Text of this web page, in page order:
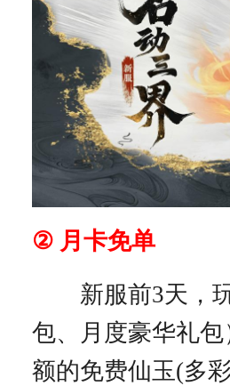
② 月卡免单
新服前3天，玩
包、月度豪华礼
额的免费仙玉(多